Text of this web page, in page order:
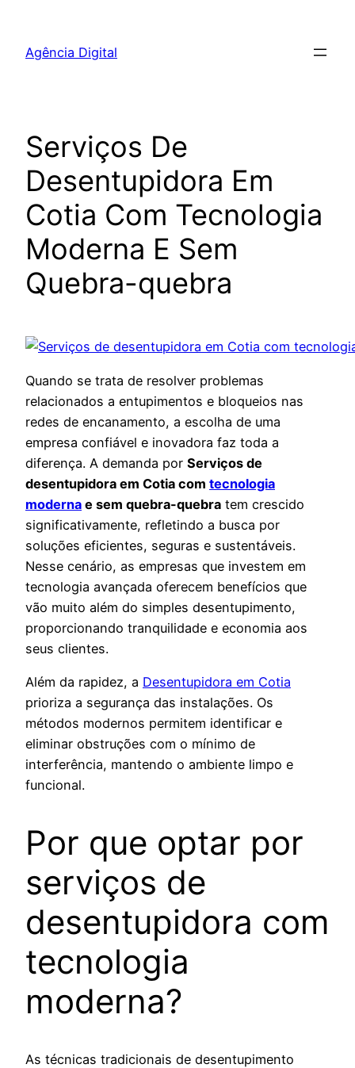
Agência Digital
Serviços De
Desentupidora Em
Cotia Com Tecnologia
Moderna E Sem
Quebra-quebra
Quando se trata de resolver problemas
relacionados a entupimentos e bloqueios nas
redes de encanamento, a escolha de uma
empresa confiável e inovadora faz toda a
diferença. A demanda por Serviços de
desentupidora em Cotia com tecnologia
moderna e sem quebra-quebra tem crescido
significativamente, refletindo a busca por
soluções eficientes, seguras e sustentáveis.
Nesse cenário, as empresas que investem em
tecnologia avançada oferecem benefícios que
vão muito além do simples desentupimento,
proporcionando tranquilidade e economia aos
seus clientes.
Além da rapidez, a Desentupidora em Cotia
prioriza a segurança das instalações. Os
métodos modernos permitem identificar e
eliminar obstruções com o mínimo de
interferência, mantendo o ambiente limpo e
funcional.
Por que optar por
serviços de
desentupidora com
tecnologia
moderna?
As técnicas tradicionais de desentupimento